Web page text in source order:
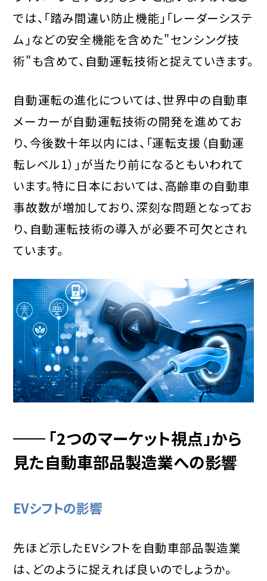
では、「踏み間違い防止機能」「レーダーシステ
ム」などの安全機能を含めた"センシング技
術"も含めて、自動運転技術と捉えていきます。
自動運転の進化については、世界中の自動車
メーカーが自動運転技術の開発を進めてお
り、今後数十年以内には、「運転支援（自動運
転レベル1）」が当たり前になるともいわれて
います。特に日本においては、高齢車の自動車
事故数が増加しており、深刻な問題となってお
り、自動運転技術の導入が必要不可欠とされ
ています。
「2つのマーケット視点」から
見た自動車部品製造業への影響
EVシフトの影響
先ほど示したEVシフトを自動車部品製造業
は、どのように捉えれば良いのでしょうか。